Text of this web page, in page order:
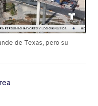
de Texas, pero su